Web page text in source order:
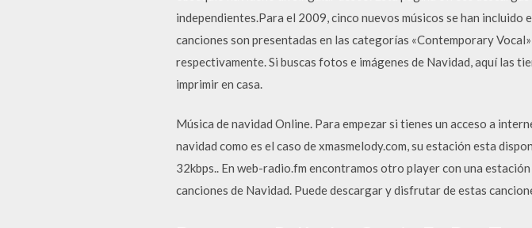
independientes.Para el 2009, cinco nuevos músicos se han
canciones son presentadas en las categorías «Contemporary
respectivamente. Si buscas fotos e imágenes de Navidad, aquí­ las
imprimir en casa.
Música de navidad Online. Para empezar si tienes un acceso a
navidad como es el caso de xmasmelody.com, su estación esta
32kbps.. En web-radio.fm encontramos otro player con una
canciones de Navidad. Puede descargar y disfrutar de estas